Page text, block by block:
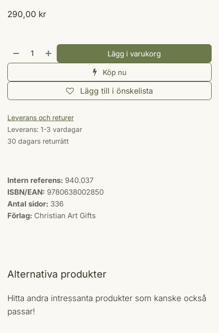
290,00 kr
Lägg i varukorg
Köp nu
Lägg till i önskelista
Leverans och returer
Leverans: 1-3 vardagar
30 dagars returrätt
Intern referens: 940.037
ISBN/EAN: 9780638002850
Antal sidor: 336
Förlag: Christian Art Gifts
Alternativa produkter
Hitta andra intressanta produkter som kanske också
passar!